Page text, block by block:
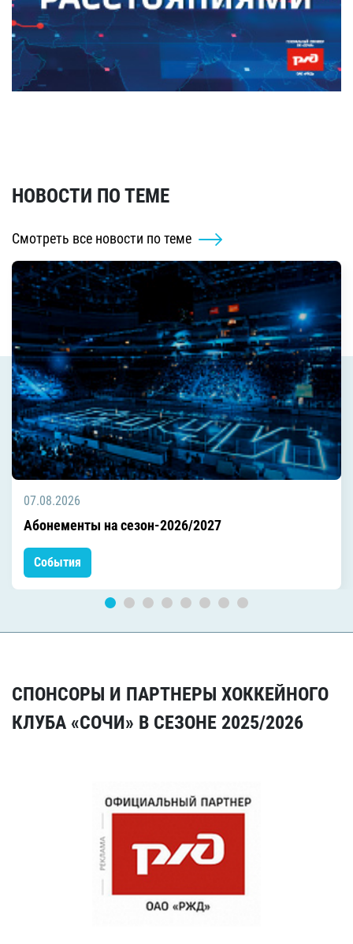
НОВОСТИ ПО ТЕМЕ
Смотреть все новости по теме
07.08.2026
Абонементы на сезон-2026/2027
События
СПОНСОРЫ И ПАРТНЕРЫ ХОККЕЙНОГО
КЛУБА «СОЧИ» В СЕЗОНЕ 2025/2026